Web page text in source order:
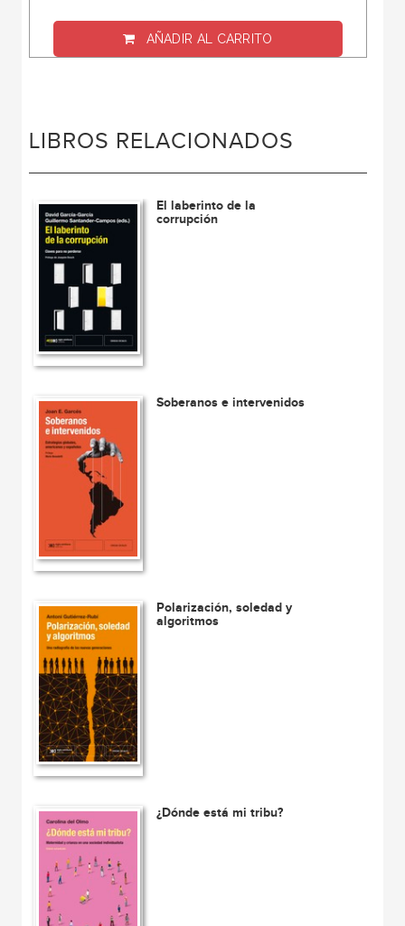
AÑADIR AL CARRITO
LIBROS RELACIONADOS
El laberinto de la
corrupción
Soberanos e intervenidos
Polarización, soledad y
algoritmos
¿Dónde está mi tribu?